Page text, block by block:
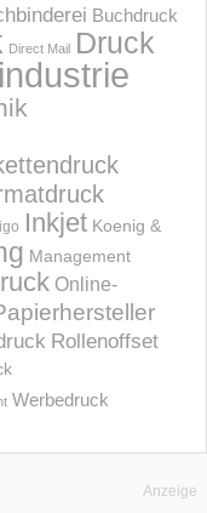
Buchdruck
Direct Mail Druck
Inkjet Koenig &
Management
Online-
Rollenoffset
Werbedruck
Anzeige